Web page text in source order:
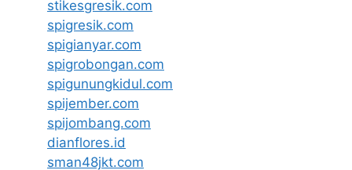
stikesgresik.com
spigresik.com
spigianyar.com
spigrobongan.com
spigunungkidul.com
spijember.com
spijombang.com
dianflores.id
sman48jkt.com